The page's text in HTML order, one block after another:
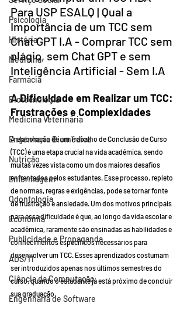
Psicologia
História
Medicina
Farmácia
Biotecnologia
Medicina Veterinária
Engenharia Biomédica
Nutrição
Enfermagem
Odontologia
Economia
Publicidade e Propaganda
ADS/TI
Ciência da Computação
Engenharia de Software
Para USP ESALQ | Qual a
Importância de um TCC sem
Chat GPT I.A - Comprar TCC sem
plágio, sem Chat GPT e sem
Inteligência Artificial - Sem I.A
A Dificuldade em Realizar um TCC:
Frustrações e Complexidades
A elaboração de um Trabalho de Conclusão de Curso
(TCC) é uma etapa crucial na vida acadêmica, sendo
muitas vezes vista como um dos maiores desafios
enfrentados pelos estudantes. Esse processo, repleto
de normas, regras e exigências, pode se tornar fonte
de frustração e ansiedade. Um dos motivos principais
para essa dificuldade é que, ao longo da vida escolar e
acadêmica, raramente são ensinadas as habilidades e
conhecimentos específicos necessários para
desenvolver um TCC. Esses aprendizados costumam
ser introduzidos apenas nos últimos semestres do
curso, quando o estudante já está próximo de concluir
sua graduação.